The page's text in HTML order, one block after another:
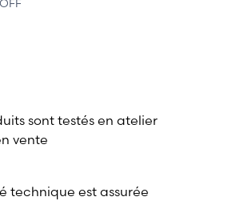
sont testés en atelier
vente
technique est assurée